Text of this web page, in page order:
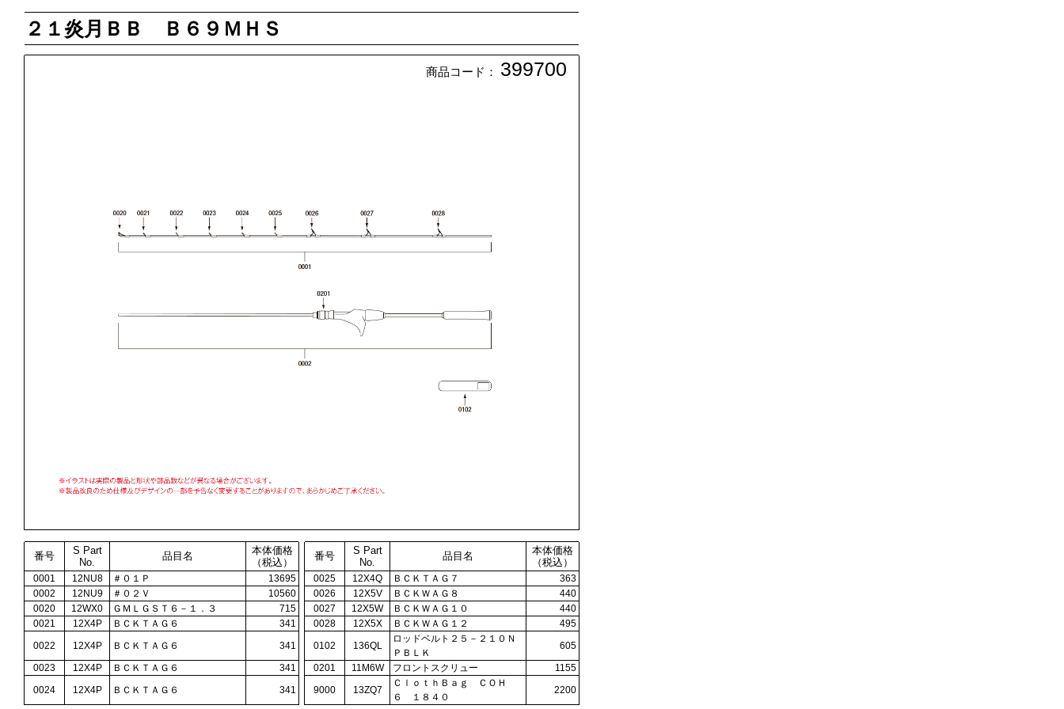
２１炎月ＢＢ Ｂ６９ＭＨＳ
商品コード： 399700
番号
S Part
No.
品目名
本体価格
（税込）
番号
S Part
No.
品目名
本体価格
（税込）
0001 12NU8 ＃０１Ｐ 13695 0025 12X4Q ＢＣＫＴＡＧ７
363
0002
12NU9 ＃０２Ｖ 10560 0026 12X5V ＢＣＫＷＡＧ８
440
0020
12WX0 ＧＭＬＧＳＴ６－１．３ 715 0027 12X5W ＢＣＫＷＡＧ１０
440
0021
12X4P ＢＣＫＴＡＧ６ 341 0028 12X5X ＢＣＫＷＡＧ１２
495
0022
12X4P ＢＣＫＴＡＧ６ 341 0102 136QL
ロッドベルト２５－２１０Ｎ
ＰＢＬＫ
605
0023
12X4P ＢＣＫＴＡＧ６ 341 0201 11M6W フロントスクリュー
1155
0024
12X4P ＢＣＫＴＡＧ６ 341 9000 13ZQ7
ＣｌｏｔｈＢａｇ ＣＯＨ
６ １８４０
2200